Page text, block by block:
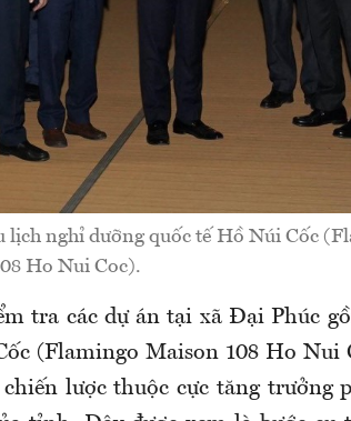
nghỉ dưỡng quốc tế Hồ Núi Cốc
Ho Nui Coc).
tra các dự án tại xã Đại Phúc
(Flamingo Maison 108 Ho Nui
lược thuộc cực tăng trưởng